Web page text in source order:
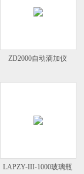
ZD2000自动滴加仪
LAPZY-III-1000玻璃瓶